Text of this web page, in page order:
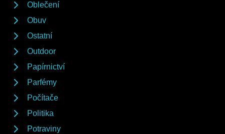
Oblečení
Obuv
Ostatní
Outdoor
Papírnictví
Parfémy
Počítače
Politika
Potraviny